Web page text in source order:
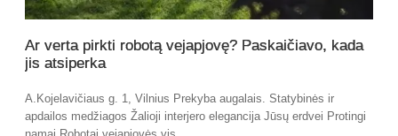
Ar verta pirkti robotą vejapjovę? Paskaičiavo, kada
jis atsiperka
A.Kojelavičiaus g. 1, Vilnius Prekyba augalais. Statybinės ir
apdailos medžiagos Žalioji interjero elegancija Jūsų erdvei Protingi